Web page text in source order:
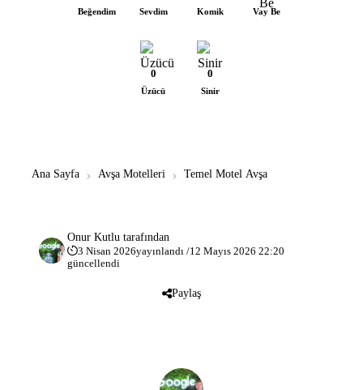
Beğendim Sevdim Komik Vay Be
0
Üzücü
0
Sinir
Ana Sayfa Avşa Motelleri Temel Motel Avşa
Onur Kutlu tarafından
3 Nisan 2026yayınlandı /12 Mayıs 2026 22:20
güncellendi
Paylaş